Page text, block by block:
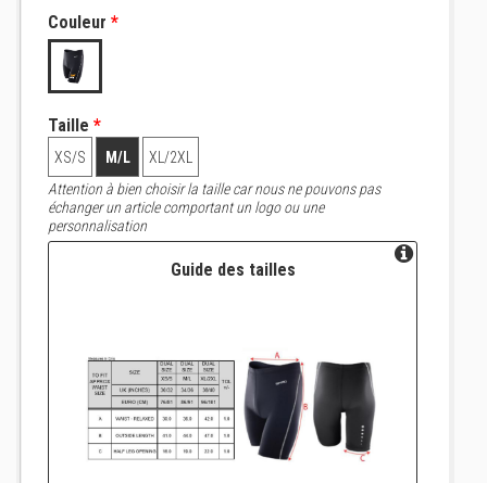
Couleur *
Taille *
XS/S M/L
XL/2XL
Attention à bien choisir la taille car nous ne pouvons pas
échanger un article comportant un logo ou une
personnalisation
Guide des tailles